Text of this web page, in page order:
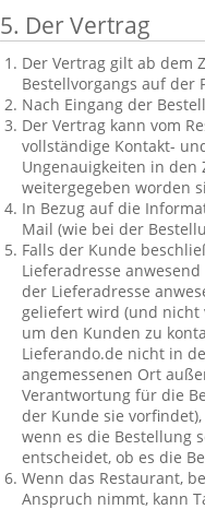
5. Der Vertrag
Der Vertrag gilt ab dem
Bestellvorgangs auf der
Nach Eingang der
Der Vertrag kann vom
vollständige Kontakt-
Ungenauigkeiten in den
weitergegeben worden
In Bezug auf die
Mail (wie bei der
Falls der Kunde
Lieferadresse
der Lieferadresse
geliefert wird (und nicht
um den Kunden zu
Lieferando.de nicht in
angemessenen Ort
Verantwortung für die
der Kunde sie
wenn es die Bestellung
entscheidet, ob es die
Wenn das Restaurant,
Anspruch nimmt, kann